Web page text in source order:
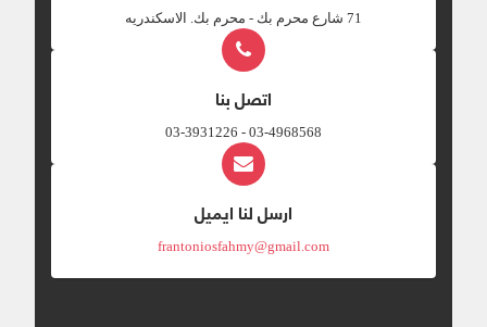
‎71 شارع محرم بك - محرم بك. الاسكندريه
اتصل بنا
03-4968568 - 03-3931226
ارسل لنا ايميل
frantoniosfahmy@gmail.com